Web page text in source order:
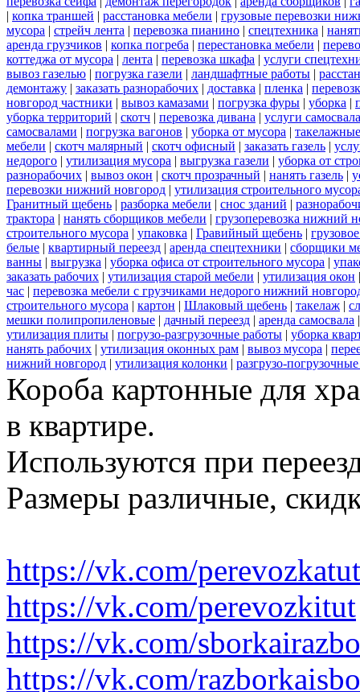
| копка траншей | расстановка мебели | грузовые перевозки
мусора | стрейч лента | перевозка пианино | спецтехника |
аренда грузчиков | копка погреба | перестановка мебели |
коттеджа от мусора | лента | перевозка шкафа | услуги
вывоз газелью | погрузка газели | ландшафтные работы |
демонтажу | заказать разнорабочих | доставка | пленка |
новгород частники | вывоз камазами | погрузка фуры | уборка |
уборка территорий | скотч | перевозка дивана | услуги самосвала
самосвалами | погрузка вагонов | уборка от мусора |
мебели | скотч малярный | скотч офисный | заказать газель |
недорого | утилизация мусора | выгрузка газели | уборка от
разнорабочих | вывоз окон | скотч прозрачный | нанять газель |
перевозки нижний новгород | утилизация строительного
Гранитный щебень | разборка мебели | снос зданий |
трактора | нанять сборщиков мебели | грузоперевозка нижний
строительного мусора | упаковка | Гравийный щебень |
белые | квартирный переезд | аренда спецтехники | сборщики
ванны | выгрузка | уборка офиса от строительного мусора |
заказать рабочих | утилизация старой мебели | утилизация окон
час | перевозка мебели с грузчиками недорого нижний
строительного мусора | картон | Шлаковый щебень | такелаж |
мешки полипропиленовые | дачный переезд | аренда самосвала
утилизация плиты | погрузо-разгрузочные работы | уборка
нанять рабочих | утилизация оконных рам | вывоз мусора |
нижний новгород | утилизация колонки | разгрузо-
Короба картонные для
в квартире.
Используются при
Размеры различные,
https://vk.com/perevozkatut
https://vk.com/perevozkitut
https://vk.com/
https://vk.com/